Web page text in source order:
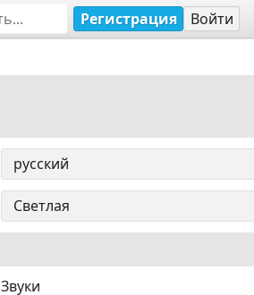
Регистрация Войти
Звуки